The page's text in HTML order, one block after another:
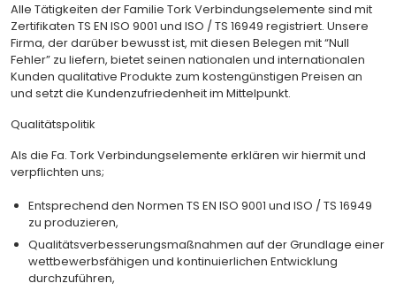
Alle Tätigkeiten der Familie Tork Verbindungselemente sind mit
Zertifikaten TS EN ISO 9001 und ISO / TS 16949 registriert. Unsere
Firma, der darüber bewusst ist, mit diesen Belegen mit “Null
Fehler” zu liefern, bietet seinen nationalen und internationalen
Kunden qualitative Produkte zum kostengünstigen Preisen an
und setzt die Kundenzufriedenheit im Mittelpunkt.
Qualitätspolitik
Als die Fa. Tork Verbindungselemente erklären wir hiermit und
verpflichten uns;
Entsprechend den Normen TS EN ISO 9001 und ISO / TS 16949
zu produzieren,
Qualitätsverbesserungsmaßnahmen auf der Grundlage einer
wettbewerbsfähigen und kontinuierlichen Entwicklung
durchzuführen,